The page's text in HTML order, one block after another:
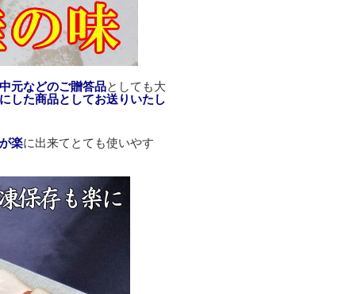
元などのご贈答品としても大
した商品としてお送りいたし
楽に出来てとても使いやす